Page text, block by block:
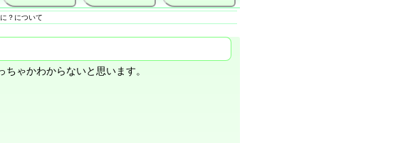
？について
ゃかわからないと思います。